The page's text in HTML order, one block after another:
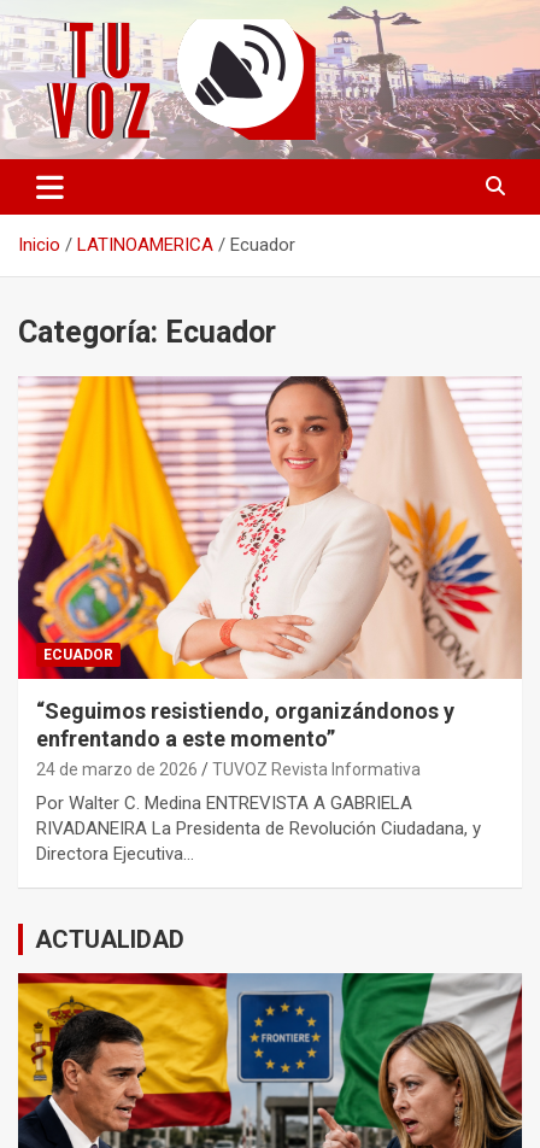
Saltar
contenido
TU VOZ
Información PLURAL y LIBRE
Inicio LATINOAMERICA Ecuador
Categoría: Ecuador
ECUADOR
“Seguimos resistiendo, organizándonos y
enfrentando a este momento”
24 de marzo de 2026 TUVOZ Revista Informativa
Por Walter C. Medina ENTREVISTA A GABRIELA
RIVADANEIRA La Presidenta de Revolución Ciudadana, y
Directora Ejecutiva…
ACTUALIDAD